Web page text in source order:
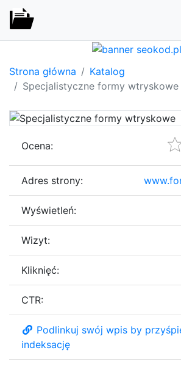
Strona główna
Katalog
Specjalistyczne formy wtryskowe
Ocena:
Adres strony:
Wyświetleń:
Wizyt:
Kliknięć:
CTR:
Podlinkuj swój wpis by
indeksację